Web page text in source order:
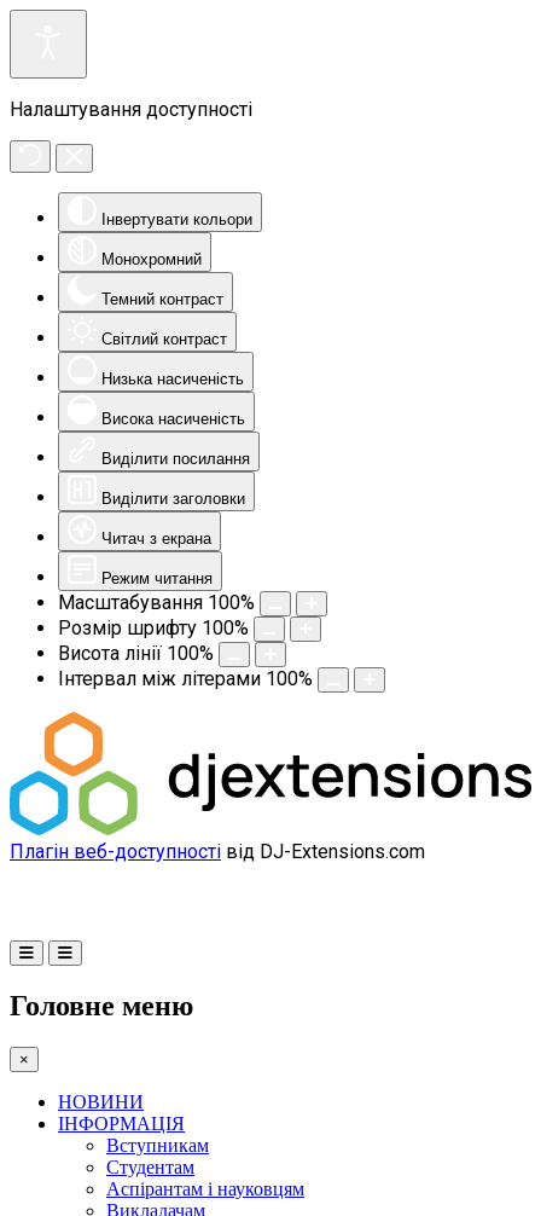
Налаштування доступності
Інвертувати кольори
Монохромний
Темний контраст
Світлий контраст
Низька насиченість
Висока насиченість
Виділити посилання
Виділити заголовки
Читач з екрана
Режим читання
Масштабування 100%
Розмір шрифту 100%
Висота лінії 100%
Інтервал між літерами 100%
Плагін веб-доступності від DJ-Extensions.com
Головне меню
×
НОВИНИ
ІНФОРМАЦІЯ
Вступникам
Студентам
Аспірантам і науковцям
Викладачам